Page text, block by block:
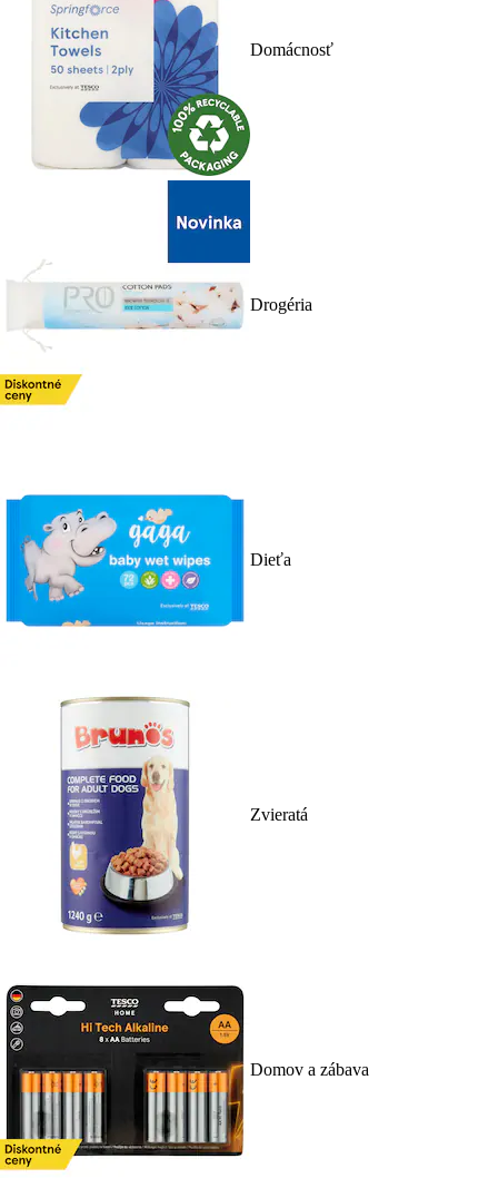
Domácnosť
Drogéria
Dieťa
Zvieratá
Domov a zábava